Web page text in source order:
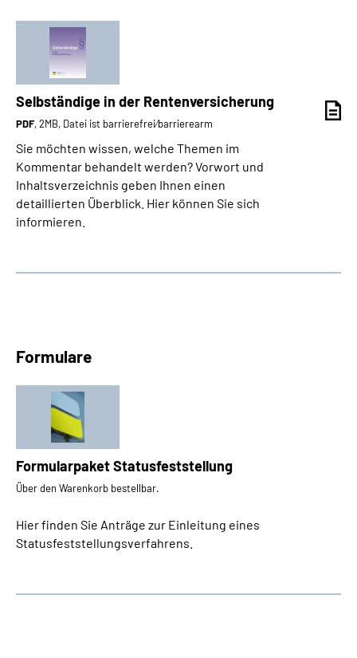
Selbständige in der Rentenversicherung
PDF, 2MB, Datei ist barrierefrei⁄barrierearm
Sie möchten wissen, welche Themen im
Kommentar behandelt werden? Vorwort und
Inhaltsverzeichnis geben Ihnen einen
detaillierten Überblick. Hier können Sie sich
informieren.
Formulare
Formularpaket Statusfeststellung
Über den Warenkorb bestellbar.
Hier finden Sie Anträge zur Einleitung eines
Statusfeststellungsverfahrens.